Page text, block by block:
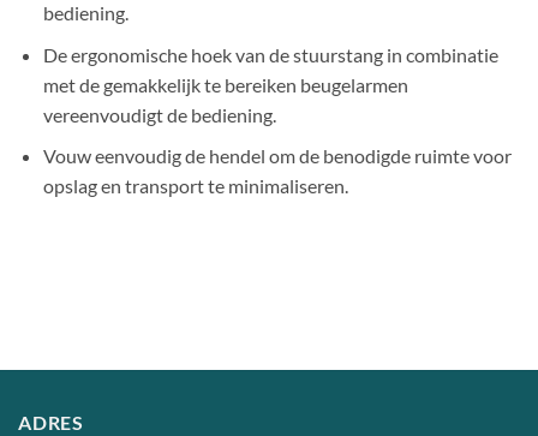
bediening.
De ergonomische hoek van de stuurstang in combinatie
met de gemakkelijk te bereiken beugelarmen
vereenvoudigt de bediening.
Vouw eenvoudig de hendel om de benodigde ruimte voor
opslag en transport te minimaliseren.
ADRES